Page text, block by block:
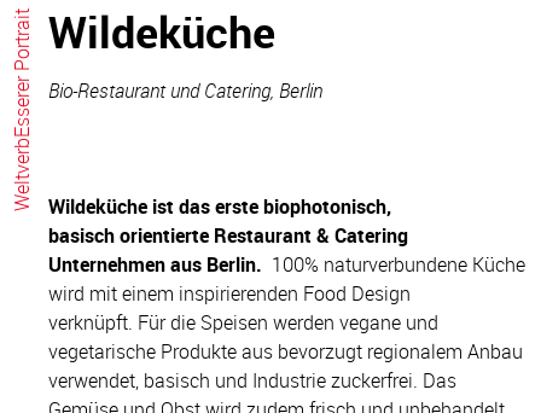
WeltverbEsserer Portrait Wildeküche
Bio-Restaurant und Catering, Berlin
Wildeküche ist das erste biophotonisch,
basischorientierte Restaurant & Catering
Unternehmen aus Berlin. 100% naturverbundene Küche
wird mit einem inspirierenden Food Design
verknüpft. Für die Speisen werden vegane und
vegetarische Produkte aus bevorzugt regionalem Anbau
verwendet, basisch und Industrie zuckerfrei. Das